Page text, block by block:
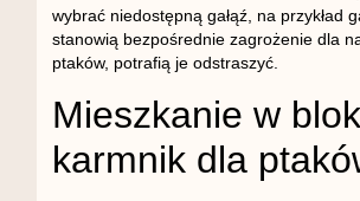
wybrać niedostępną gałąź, na przykład
stanowią bezpośrednie zagrożenie dla
ptaków, potrafią je odstraszyć.
Mieszkanie w
karmnik dla